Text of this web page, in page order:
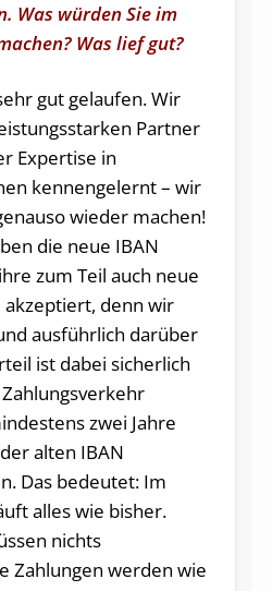
Was würden Sie im
Was lief gut?
gut gelaufen. Wir
Partner
Expertise in
kennengelernt – wir
wieder machen!
die neue IBAN
zum Teil auch neue
denn wir
ausführlich darüber
ist dabei sicherlich
zwei Jahre
alten IBAN
Das bedeutet: Im
alles wie bisher.
nichts
Zahlungen werden wie